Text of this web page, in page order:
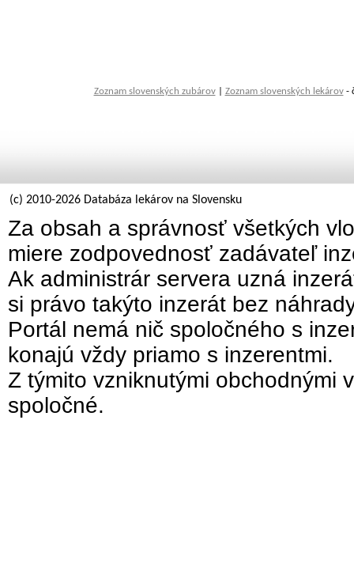
Zoznam slovenských zubárov| Zoznam slovenských lekárov-
(c) 2010-2026 Databáza lekárov na Slovensku
Za obsah a správnosť všetkých
miere zodpovednosť zadávateľ
Ak administrár servera uzná
si právo takýto inzerát bez
Portál nemá nič spoločného s
konajú vždy priamo s inzerentmi.
Z týmito vzniknutými obchodnými
spoločné.